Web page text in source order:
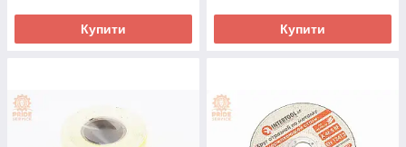
Купити Купити